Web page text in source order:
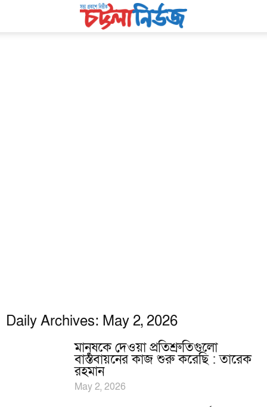
Daily Archives: May 2, 2026
মানুষকে দেওয়া প্রতিশ্রুতিগুলো
বাস্তবায়নের কাজ শুরু করেছি : তারেক
রহমান
May 2, 2026